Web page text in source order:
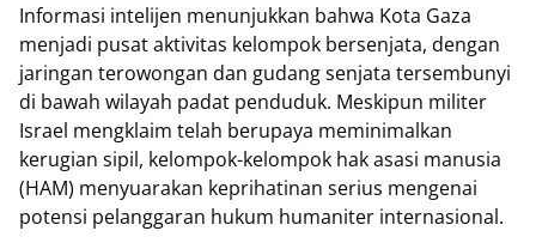
Informasi intelijen menunjukkan bahwa Kota Gaza
menjadi pusat aktivitas kelompok bersenjata, dengan
jaringan terowongan dan gudang senjata tersembunyi
di bawah wilayah padat penduduk. Meskipun militer
Israel mengklaim telah berupaya meminimalkan
kerugian sipil, kelompok-kelompok hak asasi manusia
(HAM) menyuarakan keprihatinan serius mengenai
potensi pelanggaran hukum humaniter internasional.